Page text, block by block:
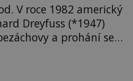
V roce 1982 americký
Dreyfuss (*1947)
a prohání se
jako utržený ze
když to